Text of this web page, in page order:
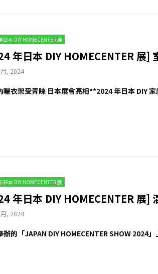
日本 DIY HOMECENTER 展
年日本 DIY HOMECENTER 展]
, 2024
曬衣架受青睞 日本展會亮相**2024 年日本 DIY
日本 DIY HOMECENTER 展
年日本 DIY HOMECENTER 展]
, 2024
辦的「JAPAN DIY HOMECENTER SHOW 2024